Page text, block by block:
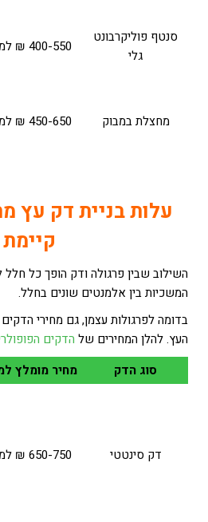
סנטף פוליקרבונט
גלי
400-550 ₪ למ"ר
מחצלת במבוק 450-650 ₪ למ"ר
עלות בניית דק עץ
קיימת
השילוב שבין פרגולה ודק הופך כל חלל
המשכיות בין אלמנטים שונים בחלל.
בדומה לפרגולות עצמן, גם מחירי
העץ. להלן המחירים של הדקים
סוג הדק
מחיר מומלץ
דק סינטטי 650-750 ₪ למ"ר